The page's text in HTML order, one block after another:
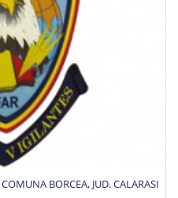
BORCEA, JUD. CALARASI